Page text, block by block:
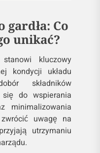
Co
unikać?
kluczowy
kondycji układu
składników
do wspierania
minimalizowania
uwagę na
utrzymaniu